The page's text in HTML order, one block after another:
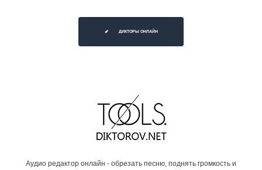
ДИКТОРЫ ОНЛАЙН
Аудио редактор онлайн - обрезать песню, поднять громкость и